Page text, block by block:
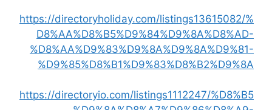
https://directoryholiday.com/listings13615082/%
D8%AA%D8%B5%D9%84%D9%8A%D8%AD-
%D8%AA%D9%83%D9%8A%D9%8A%D9%81-
%D9%85%D8%B1%D9%83%D8%B2%D9%8A
https://directoryio.com/listings1112247/%D8%B5